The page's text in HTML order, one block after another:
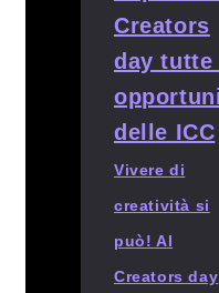
Vivere di
creatività si
può! Al
Creators day